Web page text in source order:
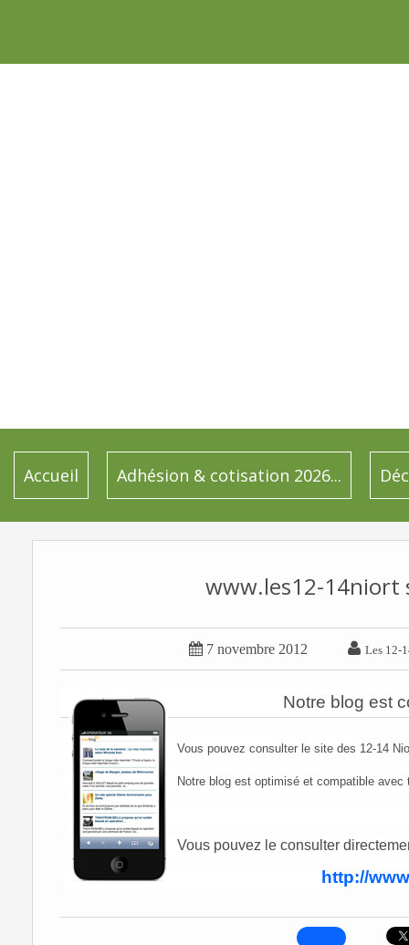
Accueil Adhésion & cotisation 2026...
www.les12-14niort
 7 novembre 2012  Les 12-
Notre blog est
Vous pouvez consulter le site des 12-14
Notre blog est optimisé et compatible
Vous pouvez le consulter
http://